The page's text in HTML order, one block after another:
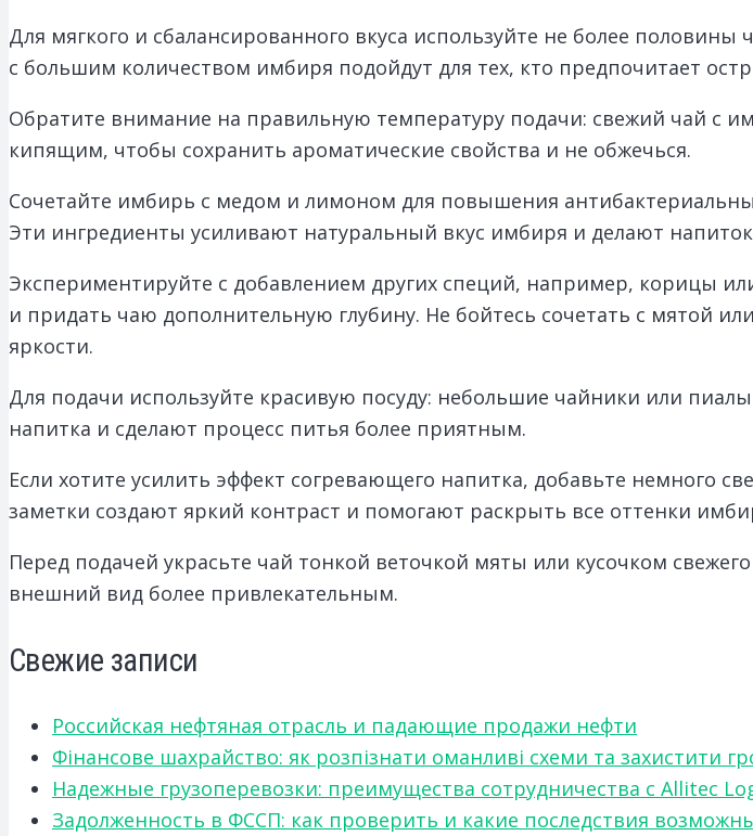
Для мягкого и сбалансированного вкуса используйте не более
с большим количеством имбиря подойдут для тех, кто предпочитает
Обратите внимание на правильную температуру подачи: свежий чай с
кипящим, чтобы сохранить ароматические свойства и не обжечься.
Сочетайте имбирь с медом и лимоном для повышения
Эти ингредиенты усиливают натуральный вкус имбиря и делают
Экспериментируйте с добавлением других специй, например, корицы
и придать чаю дополнительную глубину. Не бойтесь сочетать с мятой
яркости.
Для подачи используйте красивую посуду: небольшие чайники или
напитка и сделают процесс питья более приятным.
Если хотите усилить эффект согревающего напитка, добавьте немного
заметки создают яркий контраст и помогают раскрыть все оттенки
Перед подачей украсьте чай тонкой веточкой мяты или кусочком
внешний вид более привлекательным.
Свежие записи
Российская нефтяная отрасль и падающие продажи нефти
Фінансове шахрайство: як розпізнати оманливі схеми та захистити
Надежные грузоперевозки: преимущества сотрудничества с Allitec
Задолженность в ФССП: как проверить и какие последствия